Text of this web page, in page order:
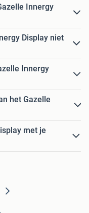
Innergy
Display niet
Innergy
het Gazelle
met je